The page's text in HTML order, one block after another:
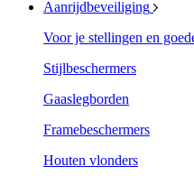
Aanrijdbeveiliging
Voor je stellingen en
Stijlbeschermers
Gaaslegborden
Framebeschermers
Houten vlonders